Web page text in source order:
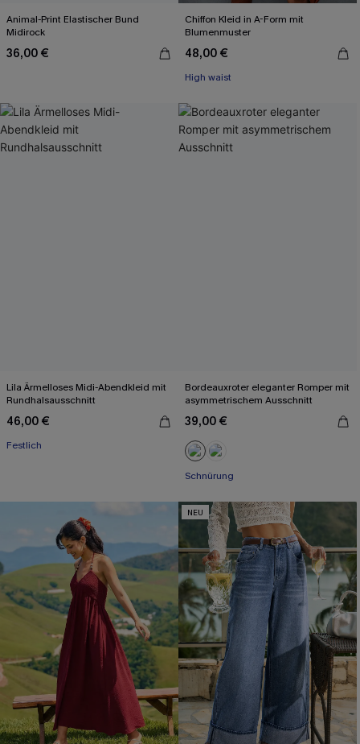
Animal-Print Elastischer Bund
Midirock
36,00 €
Chiffon Kleid in A-Form mit
Blumenmuster
48,00 €
High waist
Lila Ärmelloses Midi-Abendkleid mit
Rundhalsausschnitt
46,00 €
Festlich
Bordeauxroter eleganter Romper mit
asymmetrischem Ausschnitt
39,00 €
Schnürung
NEU